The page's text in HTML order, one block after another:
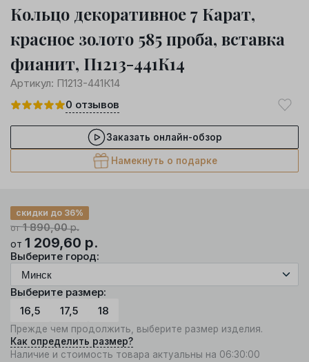
Кольцо декоративное 7 Карат,
красное золото 585 проба, вставка
фианит, П1213-441К14
Артикул: П1213-441К14
0 отзывов
Заказать онлайн-обзор
Намекнуть о подарке
от1 890,00р.
скидки до 36%
от 1 209,60 р.
Выберите город:
Выберите размер:
16,5
17,5 18
Прежде чем продолжить, выберите размер изделия.
Как определить размер?
Наличие и стоимость товара актуальны на 06:30:00